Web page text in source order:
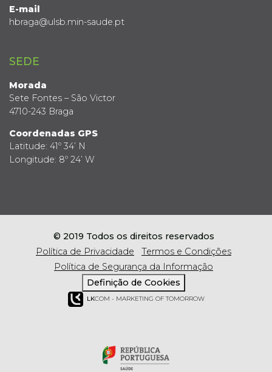
E-mail
hbraga@ulsb.min-saude.pt
SEDE
Morada
Sete Fontes – São Victor
4710-243 Braga
Coordenadas GPS
Latitude: 41º 34’ N
Longitude: 8º 24’ W
© 2019 Todos os direitos reservados
Política de Privacidade
Termos e Condições
Política de Segurança da Informação
Definição de Cookies
LKCOM - MARKETING OF TOMORROW